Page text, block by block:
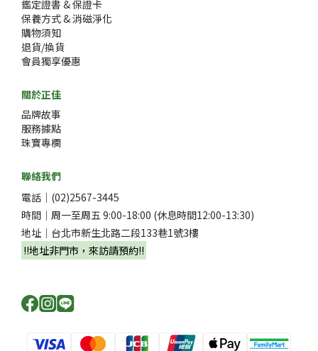
鑑定證書 & 保證卡
保養方式 & 消磁淨化
購物須知
退貨/換貨
會員獨享優惠
關於正佳
品牌故事
服務據點
珠寶專欄
聯絡我們
電話｜(02)2567-3445
時間｜周一至周五 9:00-18:00 (休息時間12:00-13:30)
地址｜台北市新生北路二段133巷1號3樓
‼️地址非門市，來訪請預約‼️